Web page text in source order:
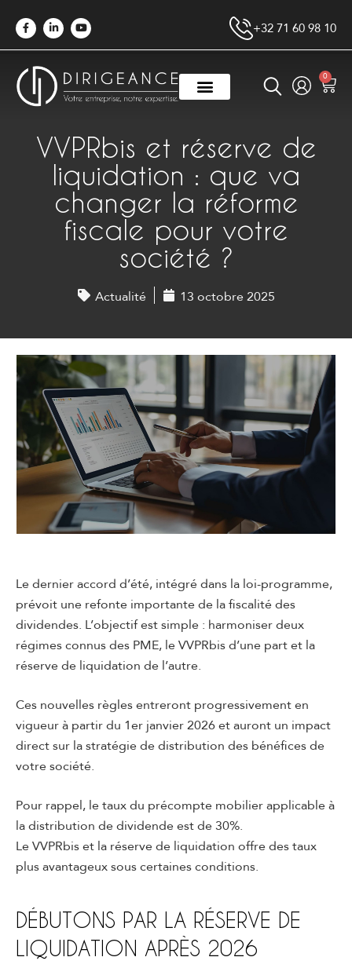
+32 71 60 98 10
0
VVPRbis et réserve de
liquidation : que va
changer la réforme
fiscale pour votre
société ?
Actualité 13 octobre 2025
Le dernier accord d’été, intégré dans la loi-programme,
prévoit une refonte importante de la fiscalité des
dividendes. L’objectif est simple : harmoniser deux
régimes connus des PME, le VVPRbis d’une part et la
réserve de liquidation de l’autre.
Ces nouvelles règles entreront progressivement en
vigueur à partir du 1er janvier 2026 et auront un impact
direct sur la stratégie de distribution des bénéfices de
votre société.
Pour rappel, le taux du précompte mobilier applicable à
la distribution de dividende est de 30%.
Le VVPRbis et la réserve de liquidation offre des taux
plus avantageux sous certaines conditions.
DÉBUTONS PAR LA RÉSERVE DE
LIQUIDATION APRÈS 2026